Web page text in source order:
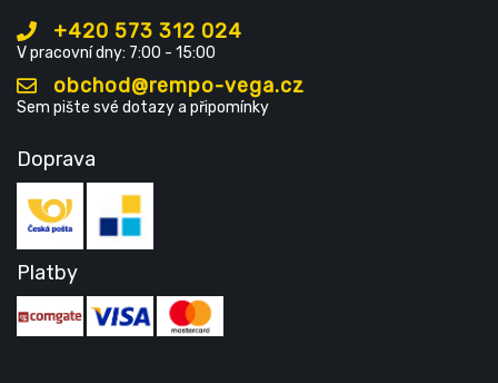
+420 573 312 024
V pracovní dny: 7:00 - 15:00
obchod@rempo-vega.cz
Sem pište své dotazy a připomínky
Doprava
Platby